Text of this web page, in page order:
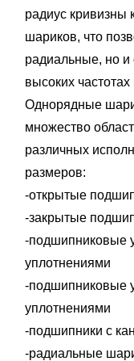
радиус кривизны
шариков, что
радиальные, но и
высоких
Однорядные
множество
различных
размеров:
-открытые
-закрытые
-подшипниковые
уплотнениями
-подшипниковые
уплотнениями
-подшипники с
-радиальные